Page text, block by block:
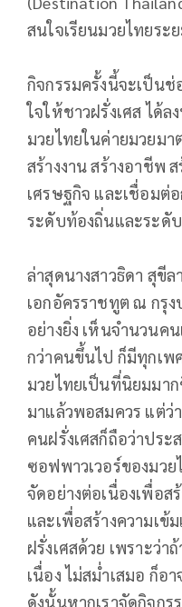
สนใจเรียนมวยไทยระ
กิจกรรมครั้งนี้จะเป็นช่
ใจให้ชาวฝรั่งเศส ได้ล
มวยไทยในค่ายมวยมา
สร้างงาน สร้างอาชีพ
เศรษฐกิจ และเชื่อมต่
ระดับท้องถิ่นและระดั
ล่าสุดนางสาวธิดา สุขี
เอกอัครราชทูต ณ กรุง
อย่างยิ่ง เห็นจำนวนค
กว่าคนขึ้นไป ก็มีทุกเ
มวยไทยเป็นที่นิยมมา
มาแล้วพอสมควร แต่ว่
คนฝรั่งเศสก็ถือว่าประ
ซอฟพาวเวอร์ของมว
จัดอย่างต่อเนื่องเพื่อส
และเพื่อสร้างความเข้
ฝรั่งเศสด้วย เพราะว่า
เนื่อง ไม่สม่ำเสมอ ก็อ
ดังนั้นหากเราจัดกิจกร